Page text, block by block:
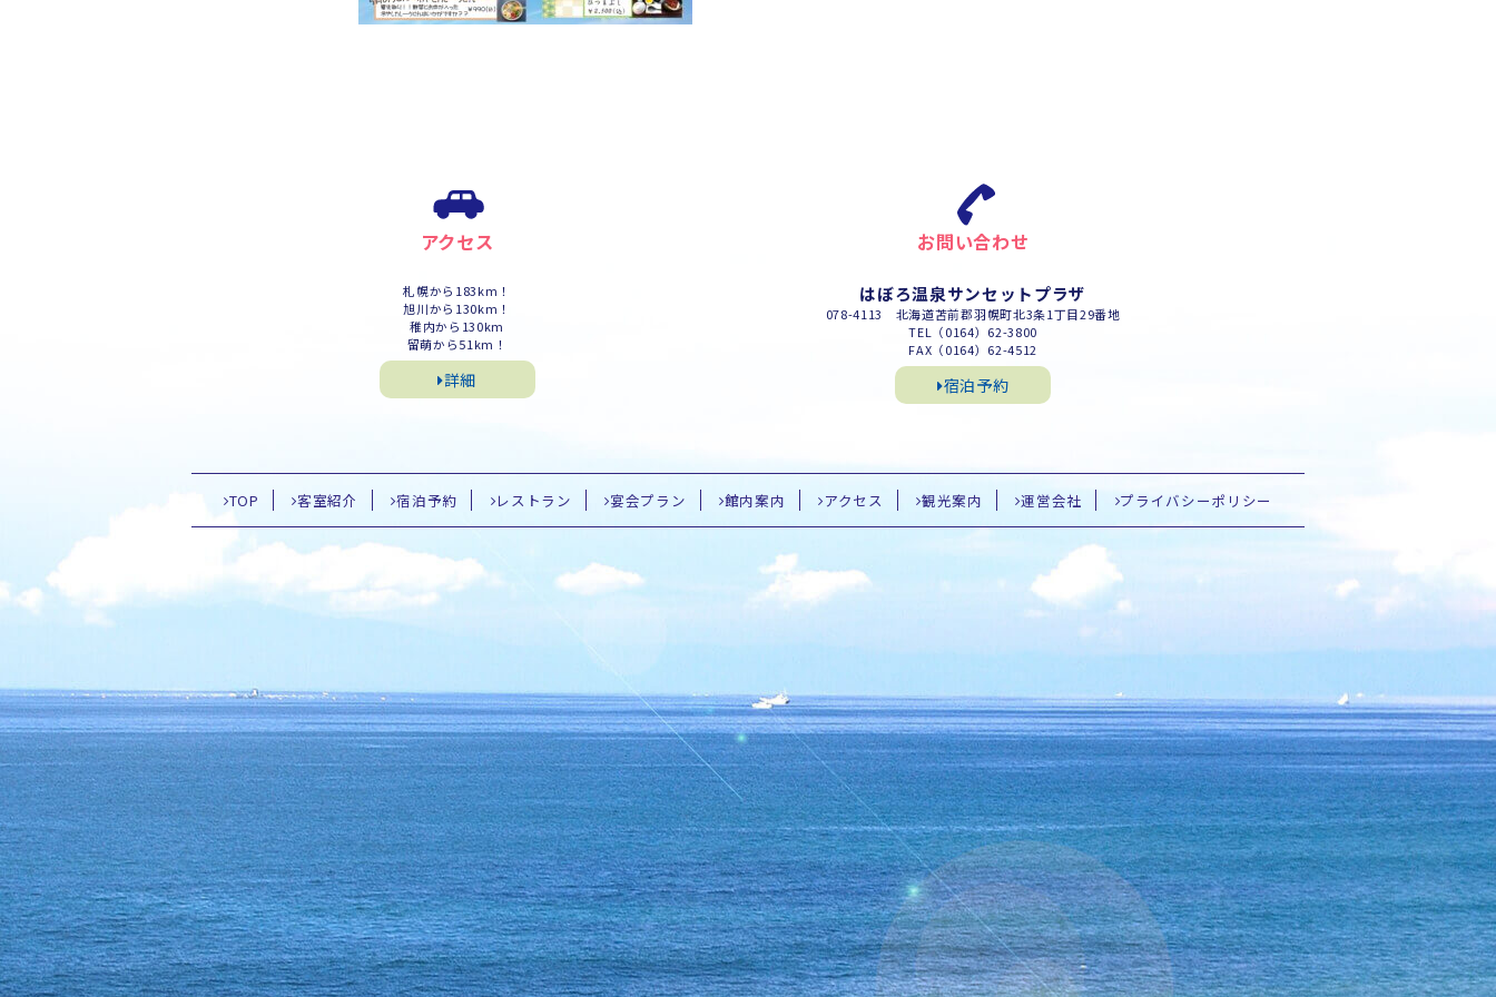
アクセス
札幌から183km！
旭川から130km！
稚内から130km
留萌から51km！
詳細
お問い合わせ
はぼろ温泉サンセットプラザ
078-4113 北海道苫前郡羽幌町北3条1丁目29番地
TEL（0164）62-3800
FAX（0164）62-4512
宿泊予約
TOP 客室紹介 宿泊予約 レストラン 宴会プラン 館内案内 アクセス 観光案内 運営会社 プライバシーポリシー